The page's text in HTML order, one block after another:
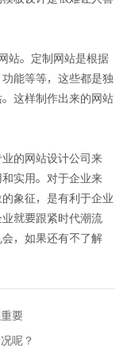
站。定制网站是根据
能等等，这些都是独
这样制作出来的网站
的网站设计公司来
实用。对于企业来
象征，是有利于企业
就要跟紧时代潮流
，如果还有不了解
要
呢？